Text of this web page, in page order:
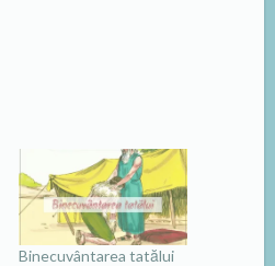
Binecuvântarea tatălui